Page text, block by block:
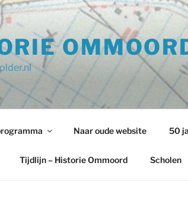
Naar oude website 50
Tijdlijn – Historie Ommoord Scholen